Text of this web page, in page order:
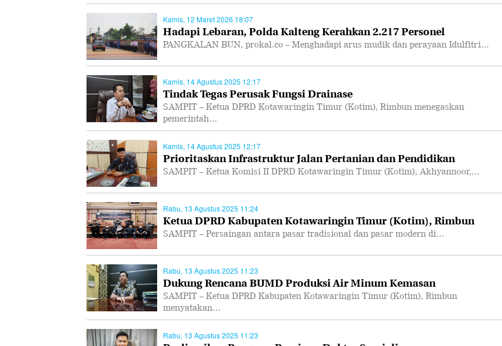
Kamis, 12 Maret 2026 18:07
Hadapi Lebaran, Polda Kalteng Kerahkan 2.217 Personel
PANGKALAN BUN, prokal.co – Menghadapi arus mudik dan perayaan Idulfitri…
Kamis, 14 Agustus 2025 12:17
Tindak Tegas Perusak Fungsi Drainase
SAMPIT – Ketua DPRD Kotawaringin Timur (Kotim), Rimbun menegaskan
pemerintah…
Kamis, 14 Agustus 2025 12:17
Prioritaskan Infrastruktur Jalan Pertanian dan Pendidikan
SAMPIT – Ketua Komisi II DPRD Kotawaringin Timur (Kotim), Akhyannoor,…
Rabu, 13 Agustus 2025 11:24
Ketua DPRD Kabupaten Kotawaringin Timur (Kotim), Rimbun
SAMPIT – Persaingan antara pasar tradisional dan pasar modern di…
Rabu, 13 Agustus 2025 11:23
Dukung Rencana BUMD Produksi Air Minum Kemasan
SAMPIT – Ketua DPRD Kabupaten Kotawaringin Timur (Kotim), Rimbun
menyatakan…
Rabu, 13 Agustus 2025 11:23